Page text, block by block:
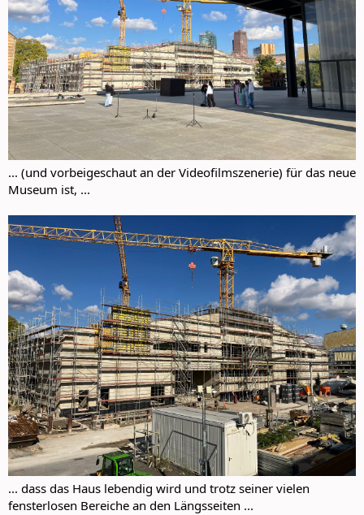
... (und vorbeigeschaut an der Videofilmszenerie) für das neue
Museum ist, ...
... dass das Haus lebendig wird und trotz seiner vielen
fensterlosen Bereiche an den Längsseiten ...